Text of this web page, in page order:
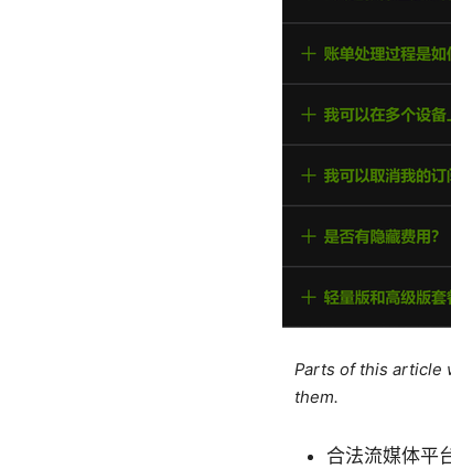
Parts of this article
them.
合法流媒体平